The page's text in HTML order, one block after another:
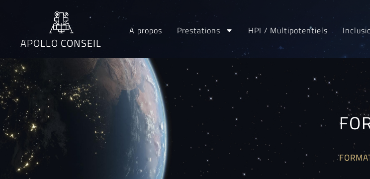
APOLLO CONSEIL
A propos Prestations HPI / Multipotentiels